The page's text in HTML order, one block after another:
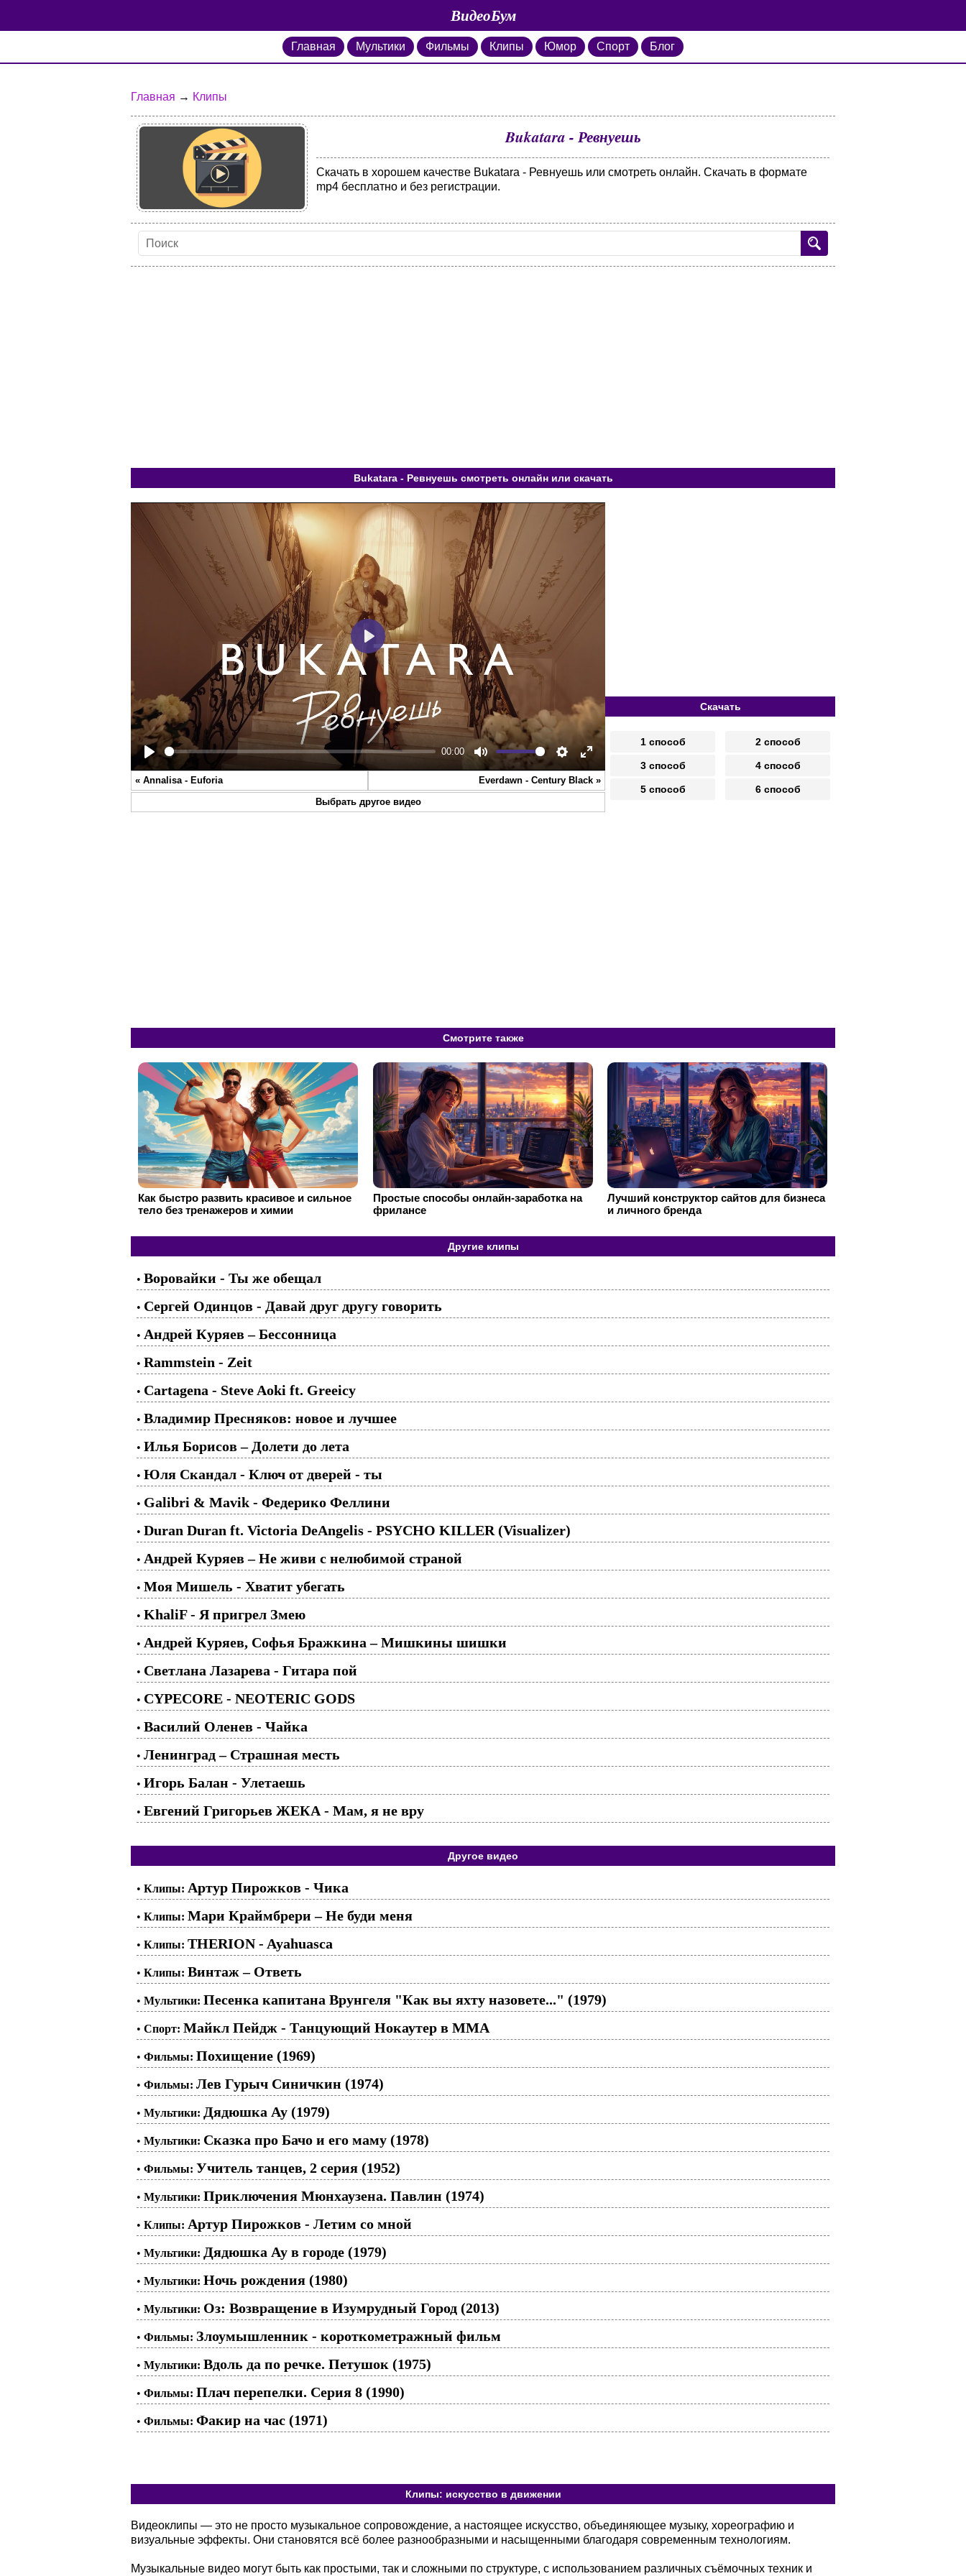
ВидеоБум
Главная Мультики Фильмы Клипы Юмор Спорт Блог
Главная → Клипы
Bukatara - Ревнуешь
Скачать в хорошем качестве Bukatara - Ревнуешь или смотреть онлайн. Скачать в формате
mp4 бесплатно и без регистрации.
Bukatara - Ревнуешь смотреть онлайн или скачать
Play
00:00
Mute Settings
Enter
fullscreen
Play
« Annalisa - Euforia Everdawn - Century Black »
Выбрать другое видео
Скачать
1 способ 2 способ
3 способ 4 способ
5 способ 6 способ
Смотрите также
Как быстро развить красивое и сильное
тело без тренажеров и химии
Простые способы онлайн-заработка на
фрилансе
Лучший конструктор сайтов для бизнеса
и личного бренда
Другие клипы
• Воровайки - Ты же обещал
• Сергей Одинцов - Давай друг другу говорить
• Андрей Куряев – Бессонница
• Rammstein - Zeit
• Cartagena - Steve Aoki ft. Greeicy
• Владимир Пресняков: новое и лучшее
• Илья Борисов – Долети до лета
• Юля Скандал - Ключ от дверей - ты
• Galibri & Mavik - Федерико Феллини
• Duran Duran ft. Victoria DeAngelis - PSYCHO KILLER (Visualizer)
• Андрей Куряев – Не живи с нелюбимой страной
• Моя Мишель - Хватит убегать
• KhaliF - Я пригрел Змею
• Андрей Куряев, Софья Бражкина – Мишкины шишки
• Светлана Лазарева - Гитара пой
• CYPECORE - NEOTERIC GODS
• Василий Оленев - Чайка
• Ленинград – Страшная месть
• Игорь Балан - Улетаешь
• Евгений Григорьев ЖЕКА - Мам, я не вру
Другое видео
• Клипы: Артур Пирожков - Чика
• Клипы: Мари Краймбрери – Не буди меня
• Клипы: THERION - Ayahuasca
• Клипы: Винтаж – Ответь
• Мультики: Песенка капитана Врунгеля "Как вы яхту назовете..." (1979)
• Спорт: Майкл Пейдж - Танцующий Нокаутер в ММА
• Фильмы: Похищение (1969)
• Фильмы: Лев Гурыч Синичкин (1974)
• Мультики: Дядюшка Ау (1979)
• Мультики: Сказка про Бачо и его маму (1978)
• Фильмы: Учитель танцев, 2 серия (1952)
• Мультики: Приключения Мюнхаузена. Павлин (1974)
• Клипы: Артур Пирожков - Летим со мной
• Мультики: Дядюшка Ау в городе (1979)
• Мультики: Ночь рождения (1980)
• Мультики: Оз: Возвращение в Изумрудный Город (2013)
• Фильмы: Злоумышленник - короткометражный фильм
• Мультики: Вдоль да по речке. Петушок (1975)
• Фильмы: Плач перепелки. Серия 8 (1990)
• Фильмы: Факир на час (1971)
Клипы: искусство в движении
Видеоклипы — это не просто музыкальное сопровождение, а настоящее искусство, объединяющее музыку, хореографию и
визуальные эффекты. Они становятся всё более разнообразными и насыщенными благодаря современным технологиям.
Музыкальные видео могут быть как простыми, так и сложными по структуре, с использованием различных съёмочных техник и